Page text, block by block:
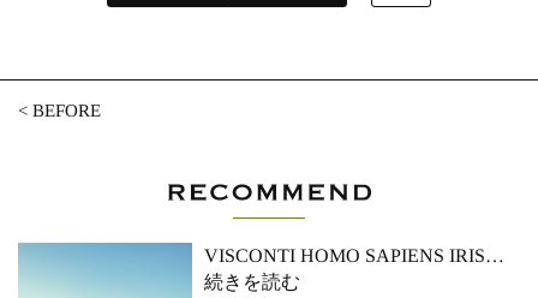
<BEFORE
VISCONTI HOMO SAPIENS IRIS…
続きを読む